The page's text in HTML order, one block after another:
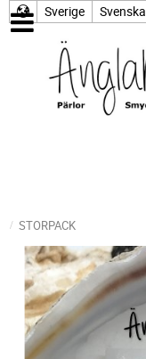
Sverige Svenska
STORPACK